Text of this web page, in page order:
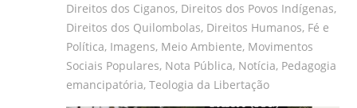
Direitos dos Ciganos, Direitos dos Povos Indígenas,
Direitos dos Quilombolas, Direitos Humanos, Fé e
Política, Imagens, Meio Ambiente, Movimentos
Sociais Populares, Nota Pública, Notícia, Pedagogia
emancipatória, Teologia da Libertação